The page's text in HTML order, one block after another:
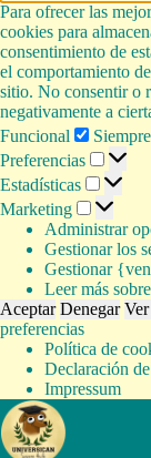
Para ofrecer las
cookies para
consentimiento de
el comportamiento
sitio. No consentir o
negativamente a
Funcional
Preferencias
Estadísticas
Marketing
Administrar
Gestionar los
Gestionar
Leer más
Aceptar Denegar
preferencias
Política de
Declaración
Impressum
Saltar
al
contenido